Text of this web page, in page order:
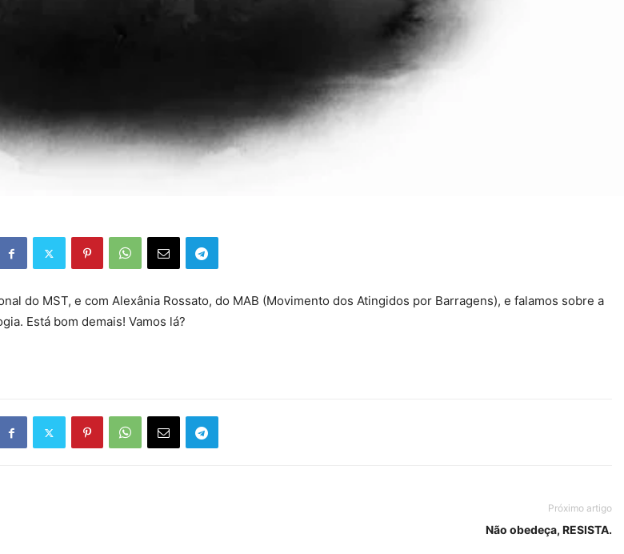
do MST, e com Alexânia Rossato, do MAB (Movimento dos Atingidos por Barragens), e falamos sobre a
Está bom demais! Vamos lá?
Próximo artigo
Não obedeça, RESISTA.